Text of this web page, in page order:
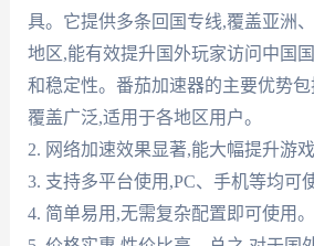
具。它提供多条回国专线,覆盖亚洲
地区,能有效提升国外玩家访问中国
和稳定性。番茄加速器的主要优势
覆盖广泛,适用于各地区用户。
2. 网络加速效果显著,能大幅提升游
3. 支持多平台使用,PC、手机等均可
4. 简单易用,无需复杂配置即可使用。